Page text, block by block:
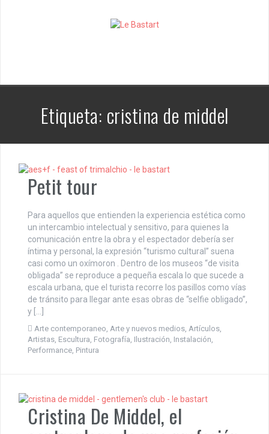
Etiqueta: cristina de middel
Petit tour
Para aquellos que entienden la experiencia estética como
un intercambio intelectual y sensitivo, para quienes la
comunicación entre la obra y el espectador debería ser
íntima y personal, la expresión “turismo cultural” suena
casi como un oxímoron . Dentro de los museos “de visita
obligada” se reproduce a pequeña escala lo que sucede a
escala urbana, que el turista recorre los pasillos como vías
de tránsito para llegar ante esas obras de “selfie obligado”,
y […]
Arte contemporaneo Arte y nuevos medios Artículos
Artistas Escultura Fotografía Ilustración Instalación
Performance Pintura
Cristina De Middel, el